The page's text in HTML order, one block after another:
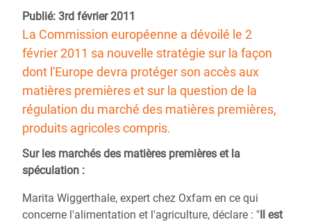
Publié: 3rd février 2011
La Commission européenne a dévoilé le 2
février 2011 sa nouvelle stratégie sur la façon
dont l'Europe devra protéger son accès aux
matières premières et sur la question de la
régulation du marché des matières premières,
produits agricoles compris.
Sur les marchés des matières premières et la
spéculation :
Marita Wiggerthale, expert chez Oxfam en ce qui
concerne l'alimentation et l'agriculture, déclare : "Il est